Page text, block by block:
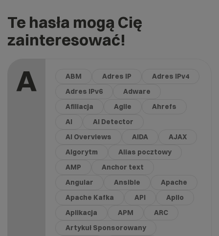
Te hasła mogą Cię
zainteresować!
A ABM Adres IP
Adres IPv4
Adres IPv6
Adware
Afiliacja
Agile
Ahrefs
AI
AI Detector
AI Overviews
AIDA
AJAX
Algorytm
Alias pocztowy
AMP
Anchor text
Angular
Ansible
Apache
Apache Kafka
API
Apilo
Aplikacja
APM
ARC
Artykuł Sponsorowany